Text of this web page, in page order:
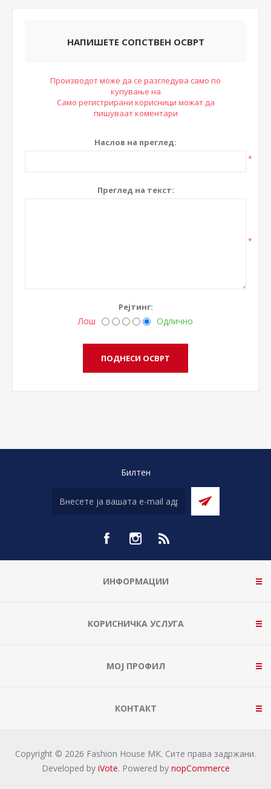
НАПИШЕТЕ СОПСТВЕН ОСВРТ
Производот може да се разгледува само по
купување на
Само регистрирани корисници можат да
пишуваат коментари
Наслов на преглед:
*
Преглед на текст:
*
Рејтинг:
Лош Одлично
Билтен
ИНФОРМАЦИИ
КОРИСНИЧКА УСЛУГА
МОЈ ПРОФИЛ
КОНТАКТ
Copyright © 2026 Fashion House MK. Сите права задржани.
Developed by iVote. Powered by nopCommerce